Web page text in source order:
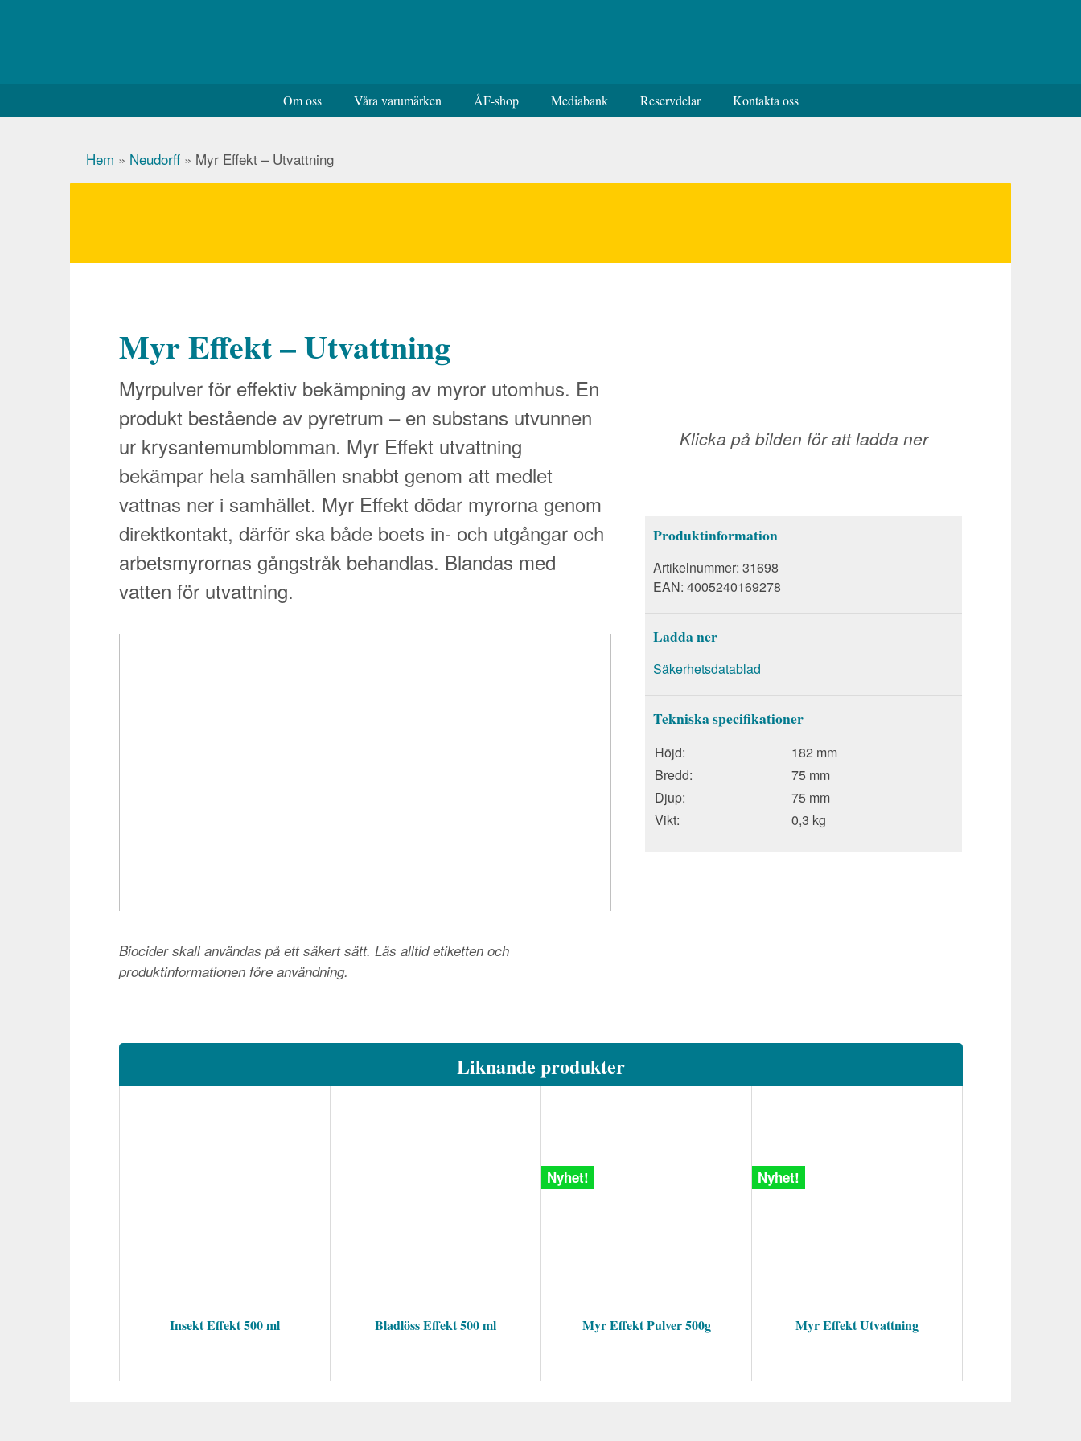
Om oss Våra varumärken ÅF-shop Mediabank Reservdelar Kontakta oss
Hem » Neudorff » Myr Effekt – Utvattning
Myr Effekt – Utvattning
Myrpulver för effektiv bekämpning av myror utomhus. En
produkt bestående av pyretrum – en substans utvunnen
ur krysantemumblomman. Myr Effekt utvattning
bekämpar hela samhällen snabbt genom att medlet
vattnas ner i samhället. Myr Effekt dödar myrorna genom
direktkontakt, därför ska både boets in- och utgångar och
arbetsmyrornas gångstråk behandlas. Blandas med
vatten för utvattning.
Biocider skall användas på ett säkert sätt. Läs alltid etiketten och
produktinformationen före användning.
Klicka på bilden för att ladda ner
Produktinformation
Artikelnummer:31698
EAN:4005240169278
Ladda ner
Säkerhetsdatablad
Tekniska specifikationer
Höjd:
182 mm
Bredd:
75 mm
Djup:
75 mm
Vikt:
0,3 kg
Liknande produkter
Insekt Effekt 500 ml Bladlöss Effekt 500 ml Myr Effekt Pulver 500g
Nyhet!
Myr Effekt Utvattning
Nyhet!